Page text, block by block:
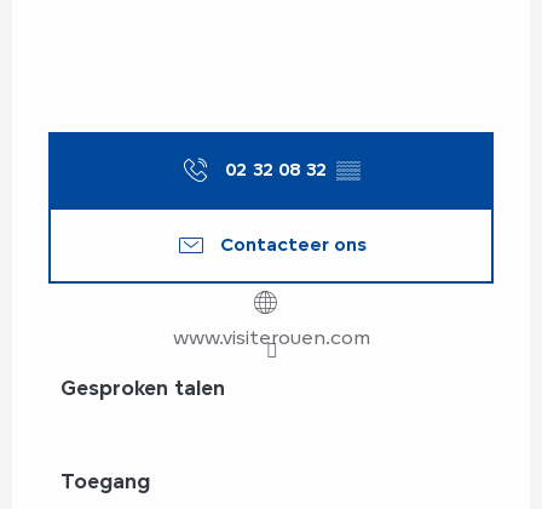
02 32 08 32 ▒▒
Contacteer ons
www.visiterouen.com
Gesproken talen
Gesproken talen
Toegang
Toegang